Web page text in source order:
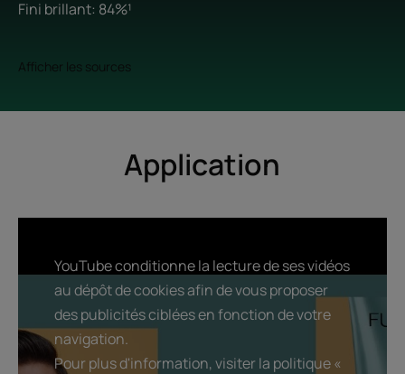
Fini brillant: 84%¹
Afficher les sources
Application
YouTube conditionne la lecture de ses vidéos
au dépôt de cookies afin de vous proposer
des publicités ciblées en fonction de votre
navigation.
Pour plus d'information, visiter la politique «